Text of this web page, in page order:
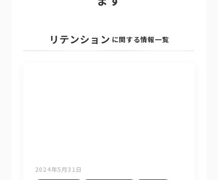
リテンション に関する情報一覧
2024年5月31日